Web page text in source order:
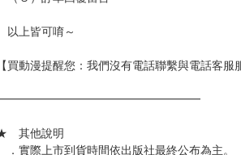
https://www.myacg.com.tw/
━━━━━━━━━━━━━━━━━━
（１）私訊留言
（２）於賣場商品頁留言